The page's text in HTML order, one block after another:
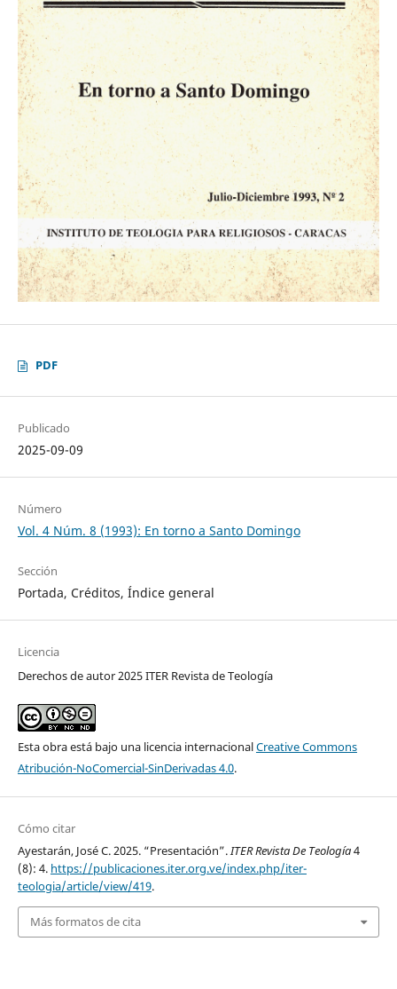
PDF
Publicado
2025-09-09
Número
Vol. 4 Núm. 8 (1993): En torno a Santo Domingo
Sección
Portada, Créditos, Índice general
Licencia
Derechos de autor 2025 ITER Revista de Teología
Esta obra está bajo una licencia internacionalCreative Commons
Atribución-NoComercial-SinDerivadas 4.0.
Cómo citar
Ayestarán, José C. 2025. “Presentación”.ITER Revista De Teología4
(8): 4. https://publicaciones.iter.org.ve/index.php/iter-
teologia/article/view/419.
Más formatos de cita